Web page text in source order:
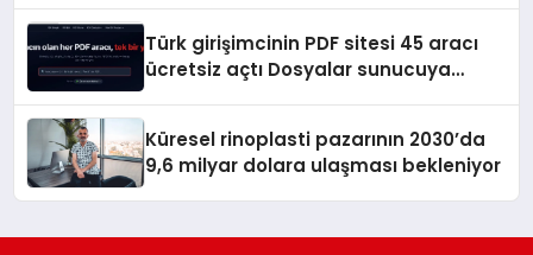
Türk girişimcinin PDF sitesi 45 aracı
ücretsiz açtı Dosyalar sunucuya
Küresel rinoplasti pazarının 2030’da
9,6 milyar dolara ulaşması bekleniyor